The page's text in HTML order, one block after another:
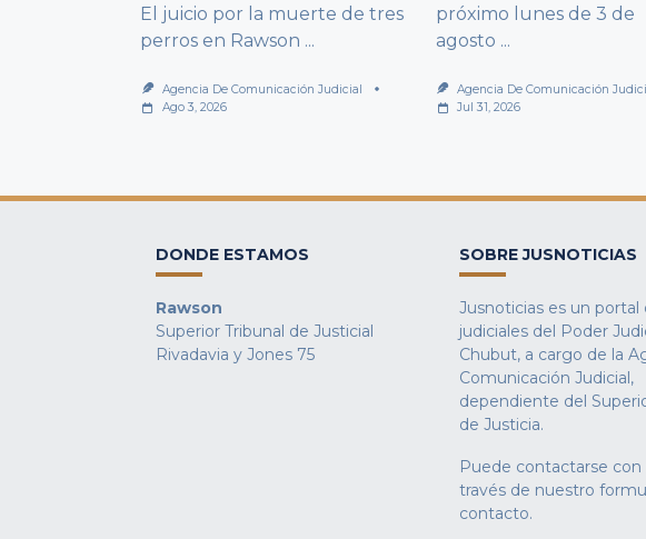
El juicio por la muerte de tres
perros en Rawson ...
Agencia De Comunicación Judicial
Ago 3, 2026
próximo lunes de 3 de
agosto ...
Agencia De Comunicación
Jul 31, 2026
DONDE ESTAMOS
Rawson
Superior Tribunal de Justicial
Rivadavia y Jones 75
SOBRE JUSNOTICIAS
Jusnoticias es un portal
judiciales del Poder
Chubut, a cargo de la
Comunicación Judicial,
dependiente del
de Justicia.
Puede contactarse con
través de nuestro
contacto.